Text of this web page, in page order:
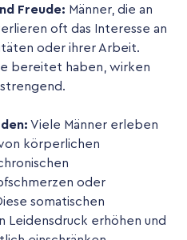
Freude: Männer, die an
oft das Interesse an
oder ihrer Arbeit.
bereitet haben, wirken
Viele Männer erleben
körperlichen
oder
somatischen
Leidensdruck erhöhen und